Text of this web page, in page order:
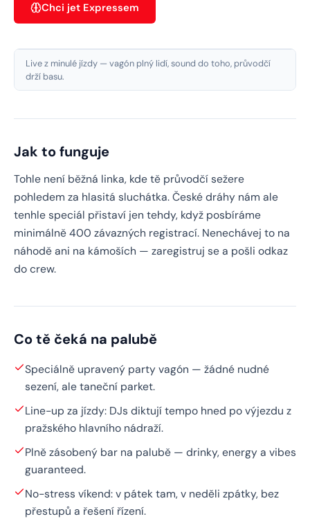
Chci jet Expressem
Live z minulé jízdy — vagón plný lidí, sound do toho, průvodčí
drží basu.
Jak to funguje
Tohle není běžná linka, kde tě průvodčí sežere
pohledem za hlasitá sluchátka. České dráhy nám ale
tenhle speciál přistaví jen tehdy, když posbíráme
minimálně 400 závazných registrací. Nenechávej to na
náhodě ani na kámoších — zaregistruj se a pošli odkaz
do crew.
Co tě čeká na palubě
Speciálně upravený party vagón — žádné nudné
sezení, ale taneční parket.
Line-up za jízdy: DJs diktují tempo hned po výjezdu z
pražského hlavního nádraží.
Plně zásobený bar na palubě — drinky, energy a vibes
guaranteed.
No-stress víkend: v pátek tam, v neděli zpátky, bez
přestupů a řešení řízení.